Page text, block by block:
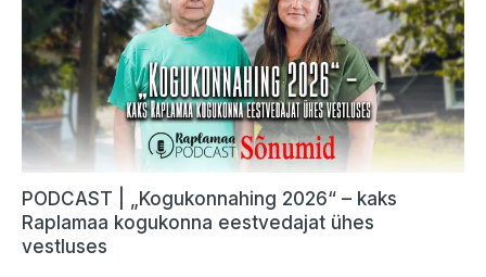
PODCAST | „Kogukonnahing 2026“ – kaks
Raplamaa kogukonna eestvedajat ühes
vestluses